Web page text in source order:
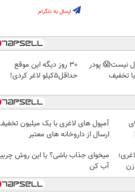
ارسال به تلگرام
نیست😱 پودر
تخفیف
30 روز دیگه این موقع
حداقل5کیلو لاغر کردی!
آمپول های لاغری با یک میلیون
ارسال از داروخانه های معتبر
میخوای جذاب باشی؟ یا این روش
آب کن